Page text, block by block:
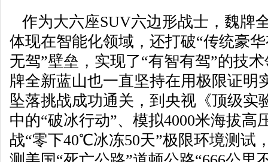
作为大六座SUV六边形战士，魏牌
体现在智能化领域，还打破“传统豪
无驾”壁垒，实现了“有智有驾”的技
牌全新蓝山也一直坚持在用极限证明
坠落挑战成功通关，到央视《顶级实
中的“破冰行动”、模拟4000米海拔高
战“零下40℃冰冻50天”极限环境测试